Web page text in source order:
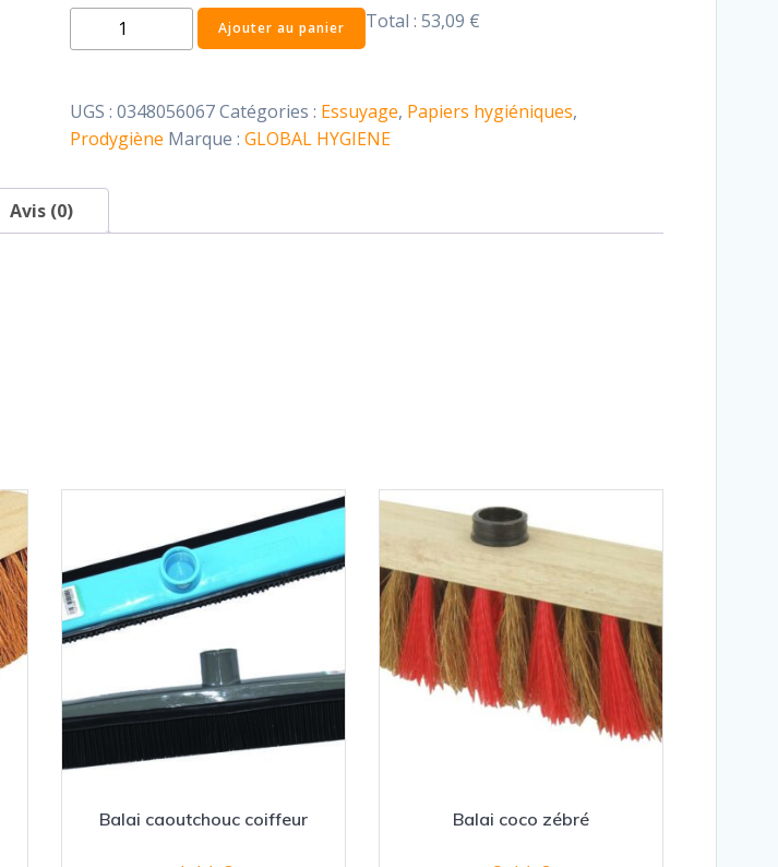
quantité
de
hygiénique
dévidage
central
Ajouter au panier Total :53,09 €
UGS : 0348056067Catégories : Essuyage, Papiers hygiéniques,
Prodygiène Marque : GLOBAL HYGIENE
Avis (0)
Balai caoutchouc coiffeur Balai coco zébré